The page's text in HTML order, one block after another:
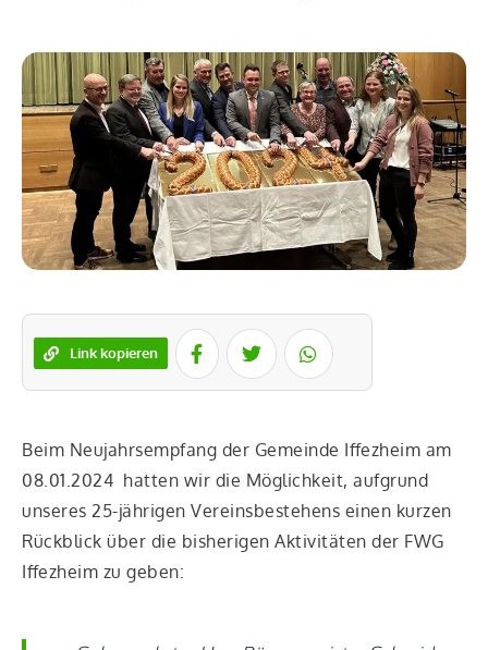
Link kopieren
Beim Neu­jahrs­emp­fang der Gemein­de Iffez­heim am
08.01.2024 hat­ten wir die Mög­lich­keit, auf­grund
unse­res 25-jäh­ri­gen Ver­eins­be­stehens einen kur­zen
Rück­blick über die bis­he­ri­gen Akti­vi­tä­ten der FWG
Iffez­heim zu geben: